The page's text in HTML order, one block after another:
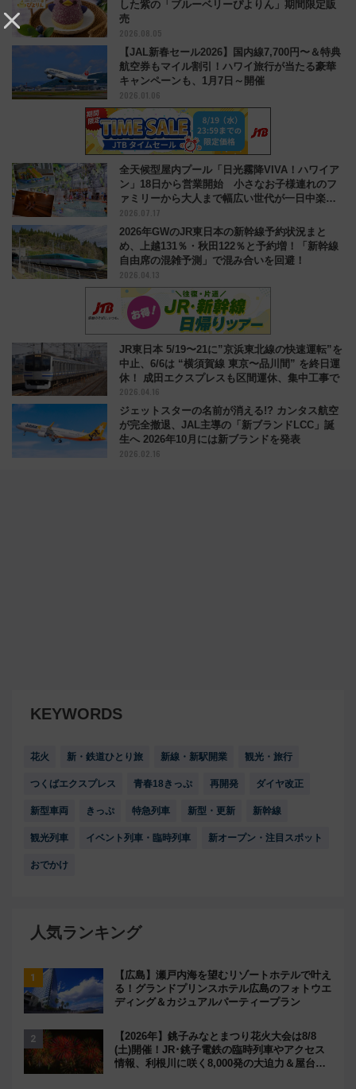
した紫の「ブルーベリーぴよりん」期間限定販
売
2026.08.05
【JAL新春セール2026】国内線7,700円〜＆特典
航空券もマイル割引！ハワイ旅行が当たる豪華
キャンペーンも、1月7日～開催
2026.01.06
全天候型屋内プール「日光霧降VIVA！ハワイア
ン」18日から営業開始 小さなお子様連れのフ
ァミリーから大人まで幅広い世代が一日中楽し
る夏のリゾートを楽しんで
2026.07.17
2026年GWのJR東日本の新幹線予約状況まと
め、上越131％・秋田122％と予約増！「新幹線
自由席の混雑予測」で混み合いを回避！
2026.04.13
JR東日本 5/19〜21に”京浜東北線の快速運転”を
中止、6/6は “横須賀線 東京〜品川間” を終日運
休！ 成田エクスプレスも区間運休、集中工事で
2026.04.16
ジェットスターの名前が消える!? カンタス航空
が完全撤退、JAL主導の「新ブランドLCC」誕
生へ 2026年10月には新ブランドを発表
2026.02.16
KEYWORDS
花火 新・鉄道ひとり旅 新線・新駅開業 観光・旅行
つくばエクスプレス 青春18きっぷ 再開発 ダイヤ改正
新型車両 きっぷ 特急列車 新型・更新 新幹線
観光列車 イベント列車・臨時列車 新オープン・注目スポット
おでかけ
人気ランキング
【広島】瀬戸内海を望むリゾートホテルで叶え
る！グランドプリンスホテル広島のフォトウエ
ディング＆カジュアルパーティープラン
【2026年】銚子みなとまつり花火大会は8/8
(土)開催！JR･銚子電鉄の臨時列車やアクセス
情報、利根川に咲く8,000発の大迫力＆屋台を